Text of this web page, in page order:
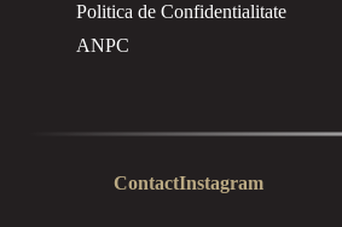
Politica de Confidentialitate
ANPC
ContactInstagram